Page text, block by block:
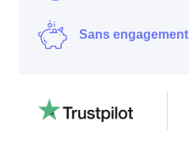
Sans engagement